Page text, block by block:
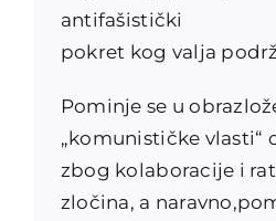
antifašistički
pokret kog valja
Pominje se u
„komunističke vlasti“
zbog kolaboracije i
zločina, a